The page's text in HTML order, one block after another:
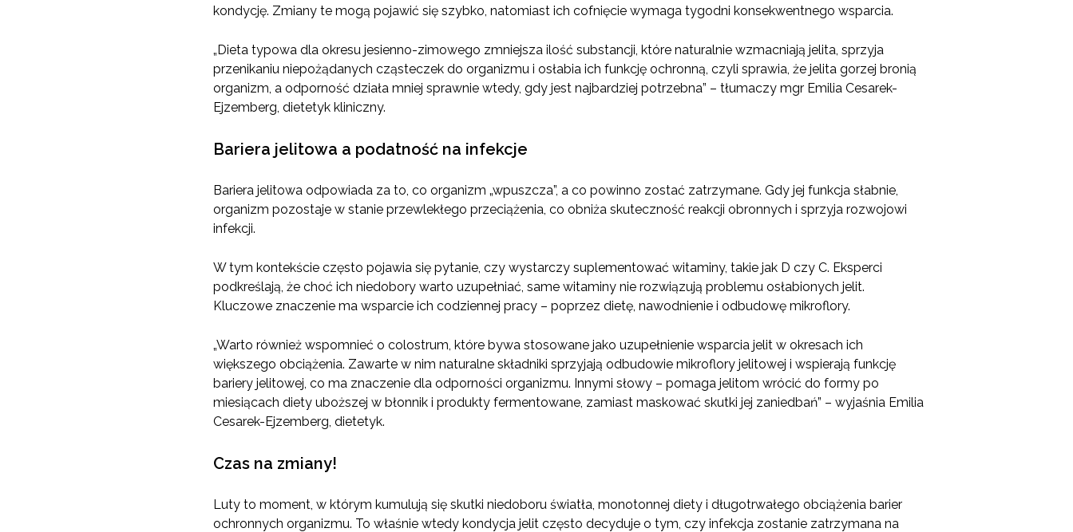
kondycję. Zmiany te mogą pojawić się szybko, natomiast ich cofnięcie wymaga tygodni konsekwentnego wsparcia.
„Dieta typowa dla okresu jesienno-zimowego zmniejsza ilość substancji, które naturalnie wzmacniają jelita, sprzyja
przenikaniu niepożądanych cząsteczek do organizmu i osłabia ich funkcję ochronną, czyli sprawia, że jelita gorzej bronią
organizm, a odporność działa mniej sprawnie wtedy, gdy jest najbardziej potrzebna” – tłumaczy mgr Emilia Cesarek-
Ejzemberg, dietetyk kliniczny.
Bariera jelitowa a podatność na infekcje
Bariera jelitowa odpowiada za to, co organizm „wpuszcza”, a co powinno zostać zatrzymane. Gdy jej funkcja słabnie,
organizm pozostaje w stanie przewlekłego przeciążenia, co obniża skuteczność reakcji obronnych i sprzyja rozwojowi
infekcji.
W tym kontekście często pojawia się pytanie, czy wystarczy suplementować witaminy, takie jak D czy C. Eksperci
podkreślają, że choć ich niedobory warto uzupełniać, same witaminy nie rozwiązują problemu osłabionych jelit.
Kluczowe znaczenie ma wsparcie ich codziennej pracy – poprzez dietę, nawodnienie i odbudowę mikroflory.
„Warto również wspomnieć o colostrum, które bywa stosowane jako uzupełnienie wsparcia jelit w okresach ich
większego obciążenia. Zawarte w nim naturalne składniki sprzyjają odbudowie mikroflory jelitowej i wspierają funkcję
bariery jelitowej, co ma znaczenie dla odporności organizmu. Innymi słowy – pomaga jelitom wrócić do formy po
miesiącach diety uboższej w błonnik i produkty fermentowane, zamiast maskować skutki jej zaniedbań” – wyjaśnia Emilia
Cesarek-Ejzemberg, dietetyk.
Czas na zmiany!
Luty to moment, w którym kumulują się skutki niedoboru światła, monotonnej diety i długotrwałego obciążenia barier
ochronnych organizmu. To właśnie wtedy kondycja jelit często decyduje o tym, czy infekcja zostanie zatrzymana na